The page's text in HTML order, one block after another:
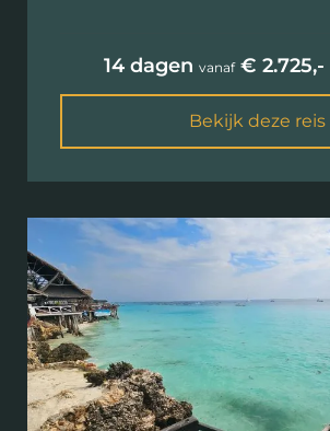
14 dagenvanaf€ 2.725,-
Bekijk deze reis